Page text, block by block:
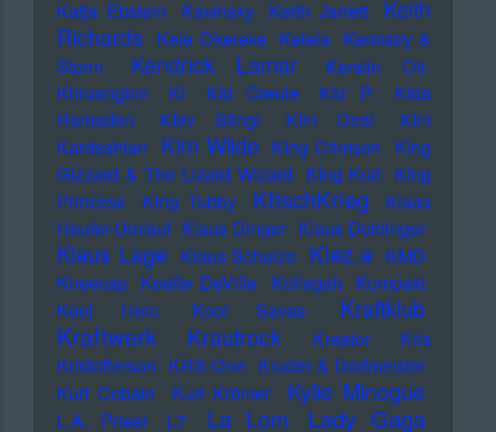
Katja Ebstein
Kavinsky Keith Jarrett
Keith
Richards Kele Okereke Kelela Kemistry &
Storm
Kendrick Lamar
Kerstin Ott
Khruangbin
KI KId Creole KId P.
KIda
Ramadan
KIev Stingl KIm Deal
KIm
Kardashian KIm Wilde KIng Crimson KIng
Gizzard & The Lizard Wizard KIng Kurt KIng
Princess
KIng Tubby KItschKrieg
Klaas
Heufer-Umlauf Klaus Dinger Klaus Doldinger
Klaus Lage Klaus Schulze Klez.e KMD
Kneecap Koefte DeVille Kollegah Kompakt
Kool Herc
Kool Savas Kraftklub
Kraftwerk Krautrock Kreator
Kris
Kristofferson KRS-One Kruder & Dorfmeister
Kurt Cobain
Kurt Krömer Kylie Minogue
L.A. Priest L7 La Lom Lady Gaga